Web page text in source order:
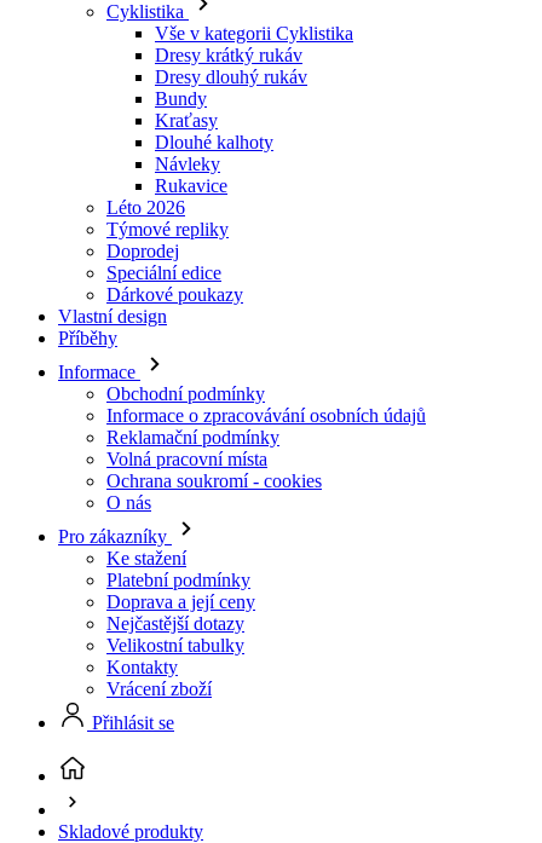
Cyklistika
Vše v kategorii Cyklistika
Dresy krátký rukáv
Dresy dlouhý rukáv
Bundy
Kraťasy
Dlouhé kalhoty
Návleky
Rukavice
Léto 2026
Týmové repliky
Doprodej
Speciální edice
Dárkové poukazy
Vlastní design
Příběhy
Informace
Obchodní podmínky
Informace o zpracovávání osobních údajů
Reklamační podmínky
Volná pracovní místa
Ochrana soukromí - cookies
O nás
Pro zákazníky
Ke stažení
Platební podmínky
Doprava a její ceny
Nejčastější dotazy
Velikostní tabulky
Kontakty
Vrácení zboží
Přihlásit se
Skladové produkty